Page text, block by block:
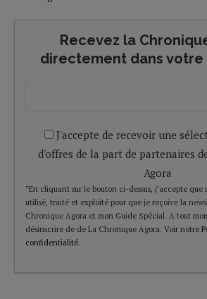
Recevez la
directement dans
J'accepte de recevoir une
d'offres de la part de partenaires
Agora
*En cliquant sur le bouton ci-dessus, j’accepte que
utilisé, traité et exploité pour que je reçoive la
Chronique Agora et mon Guide Spécial. A tout
désinscrire de de La Chronique Agora. Voir notre
confidentialité.